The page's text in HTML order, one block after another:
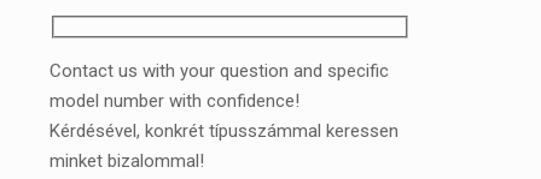
Contact us with your question and specific
model number with confidence!
Kérdésével, konkrét típusszámmal keressen
minket bizalommal!